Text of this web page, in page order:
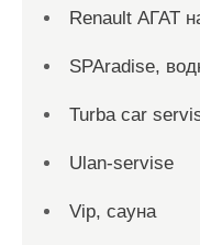
Renault АГАТ
SPAradise,
Turba car
Ulan-servise
Vip, сауна